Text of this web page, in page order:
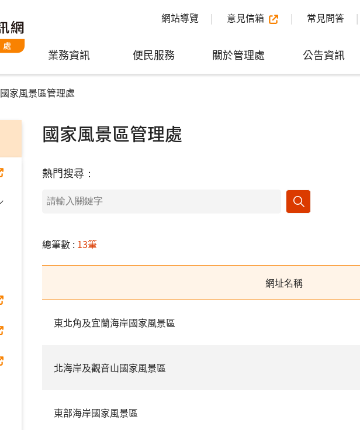
網站導覽 意見信箱 常見問答
業務資訊 便民服務 關於管理處 公告資訊
國家風景區管理處
國家風景區管理處
熱門搜尋：
總筆數 : 13筆
網址名稱
東北角及宜蘭海岸國家風景區
北海岸及觀音山國家風景區
東部海岸國家風景區